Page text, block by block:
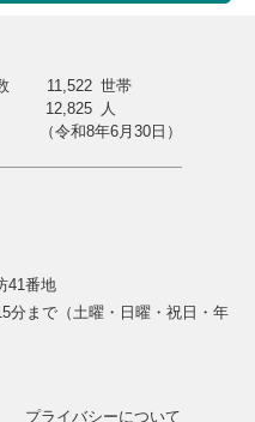
41番地
分まで（土曜・日曜・祝日・年
プライバシーについて
11,522 世帯
12,825
人
（令和8年6月30日）